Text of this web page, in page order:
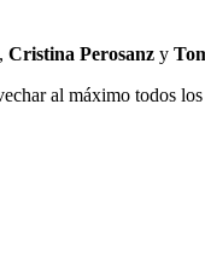
Cristina Perosanz y
al máximo todos